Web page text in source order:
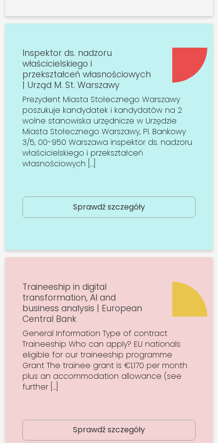
Inspektor ds. nadzoru
właścicielskiego i
przekształceń własnościowych
| Urząd M. St. Warszawy
Prezydent Miasta Stołecznego Warszawy
poszukuje kandydatek i kandydatów na 2
wolne stanowiska urzędnicze w Urzędzie
Miasta Stołecznego Warszawy, Pl. Bankowy
3/5, 00-950 Warszawa inspektor ds. nadzoru
właścicielskiego i przekształceń
własnościowych […]
Sprawdź szczegóły
Traineeship in digital
transformation, AI and
business analysis | European
Central Bank
General Information Type of contract
Traineeship Who can apply? EU nationals
eligible for our traineeship programme
Grant The trainee grant is €1,170 per month
plus an accommodation allowance (see
further […]
Sprawdź szczegóły